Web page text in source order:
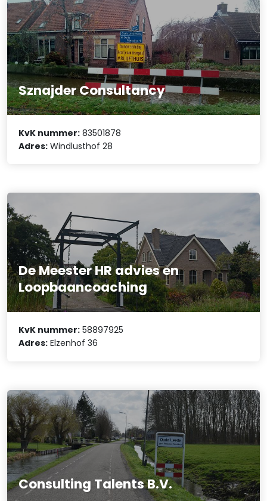
Sznajder Consultancy
KvK nummer: 83501878
Adres: Windlusthof 28
De Meester HR advies en
Loopbaancoaching
KvK nummer: 58897925
Adres: Elzenhof 36
Consulting Talents B.V.